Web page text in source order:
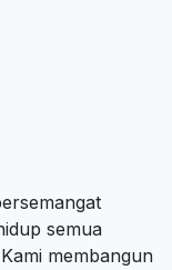
semua
membangun